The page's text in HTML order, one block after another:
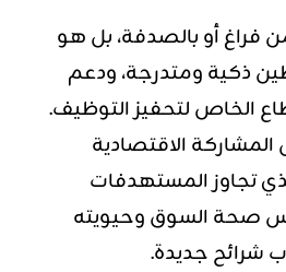
فراغ أو بالصدفة، بل هو
ذكية ومتدرجة، ودعم
الخاص لتحفيز التوظيف.
الاقتصادية
تجاوز المستهدفات
صحة السوق وحيويته
شرائح جديدة.